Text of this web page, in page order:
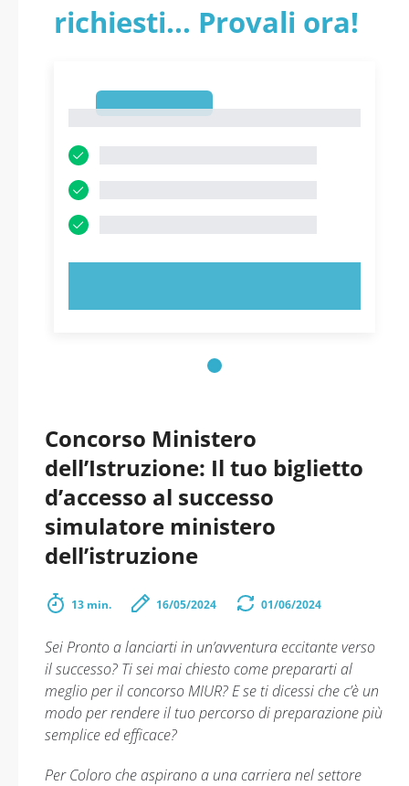
richiesti... Provali ora!
Concorso Ministero
dell’Istruzione: Il tuo biglietto
d’accesso al successo
simulatore ministero
dell’istruzione
13 min. 16/05/2024 01/06/2024
Sei Pronto a lanciarti in un’avventura eccitante verso
il successo? Ti sei mai chiesto come prepararti al
meglio per il concorso MIUR? E se ti dicessi che c’è un
modo per rendere il tuo percorso di preparazione più
semplice ed efficace?
Per Coloro che aspirano a una carriera nel settore